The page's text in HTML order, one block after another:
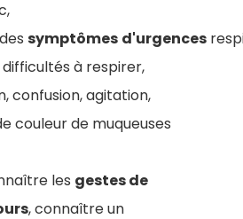
symptômes d'urgences
à respirer,
confusion, agitation,
couleur de muqueuses
les gestes de
, connaître un